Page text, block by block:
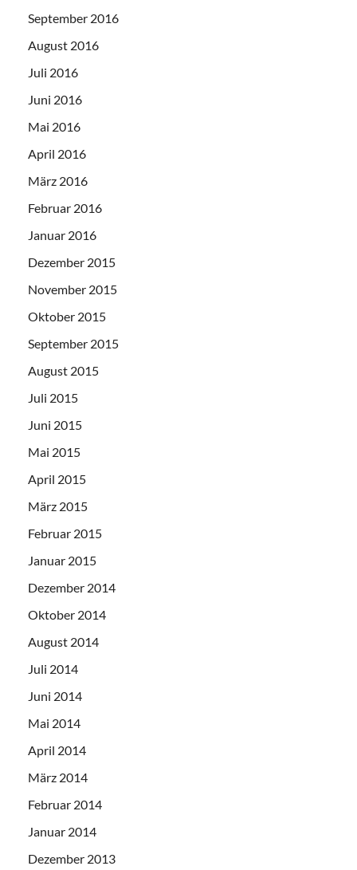
September 2016
August 2016
Juli 2016
Juni 2016
Mai 2016
April 2016
März 2016
Februar 2016
Januar 2016
Dezember 2015
November 2015
Oktober 2015
September 2015
August 2015
Juli 2015
Juni 2015
Mai 2015
April 2015
März 2015
Februar 2015
Januar 2015
Dezember 2014
Oktober 2014
August 2014
Juli 2014
Juni 2014
Mai 2014
April 2014
März 2014
Februar 2014
Januar 2014
Dezember 2013